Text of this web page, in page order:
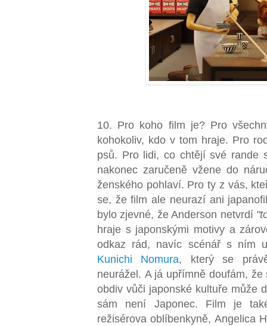
10. Pro koho film je? Pro
kohokoliv, kdo v tom hraje. Pro
psů. Pro lidi, co chtějí své rande
nakonec zaručeně vžene do
ženského pohlaví. Pro ty z vás,
se, že film ale neurazí ani
bylo zjevné, že Anderson netvrdí
hraje s japonskými motivy a
odkaz rád, navíc scénář s ním
Kunichi Nomura, který se
neurážel. A já upřímně doufám,
obdiv vůči japonské kultuře může
sám není Japonec. Film je
režisérova oblíbenkyně, Angelica